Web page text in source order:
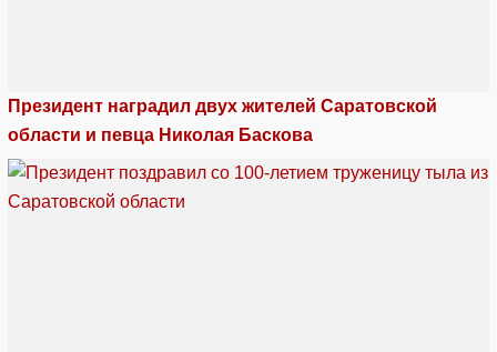
Президент наградил двух жителей Саратовской
области и певца Николая Баскова